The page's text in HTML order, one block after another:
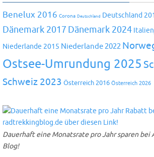
Benelux 2016 Corona Deutschland Deutschland
Dänemark 2017 Dänemark 2024
Niederlande 2015 Niederlande 2022
Ostsee-Umrundung 2025
Schweiz 2023 Österreich 2016 Österreich 2026
Dauerhaft eine Monatsrate pro Jahr sparen bei
Blog!